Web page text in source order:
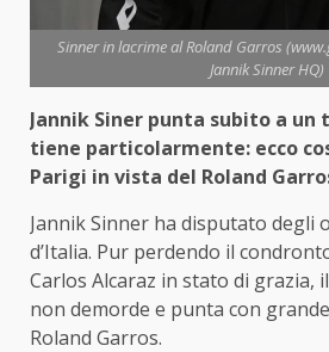
Sinner in lacrime al Roland Garros
Jannik Sinner HQ)
Jannik Siner punta subito a un
tiene particolarmente: ecco
Parigi in vista del Roland
Jannik Sinner ha disputato degli
d’Italia. Pur perdendo il
Carlos Alcaraz in stato di grazia,
non demorde e punta con
Roland Garros.